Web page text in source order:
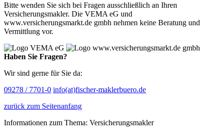
Bitte wenden Sie sich bei Fragen ausschließlich an Ihren
Versicherungsmakler. Die VEMA eG und
www.versicherungsmarkt.de gmbh nehmen keine Beratung und
Vermittlung vor.
Haben Sie Fragen?
Wir sind gerne für Sie da:
09278 / 7701-0 info(at)fischer-maklerbuero.de
zurück zum Seitenanfang
Informationen zum Thema: Versicherungsmakler